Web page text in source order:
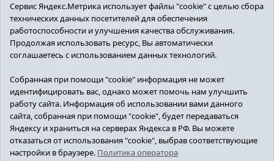
ПОЛИТИКА ОБЩЕСТВО
ЗДОРОВЬЕ
КУЛЬТУРА
БЕЗОПАСНОСТЬ
16+ © 2018 Сорокинский район в деталях.
Новости Сорокинского района
редактор - Королюк Елена Анатольевна, e-mail:
znamenka@inbox.ru, тел.: 8(34550)2-27-30
Регистрационный номер СМИ Эл №ФС77-69142
от 24 марта 2017 г., выданное Федеральной
службой по надзору в сфере связи,
информационных технологий и массовых
коммуникаций (Роскомнадзор).
Сервис Яндекс.Метрика использует файлы "cookie" с целью сбора
технических данных посетителей для обеспечения
работоспособности и улучшения качества обслуживания.
Продолжая использовать ресурс, Вы автоматически
соглашаетесь с использованием данных технологий.
Собранная при помощи "cookie" информация не может
идентифицировать вас, однако может помочь нам улучшить
работу сайта. Информация об использовании вами данного
сайта, собранная при помощи "cookie", будет передаваться
Яндексу и храниться на серверах Яндекса в РФ. Вы можете
отказаться от использования "cookie", выбрав соответствующие
настройки в браузере. Политика оператора